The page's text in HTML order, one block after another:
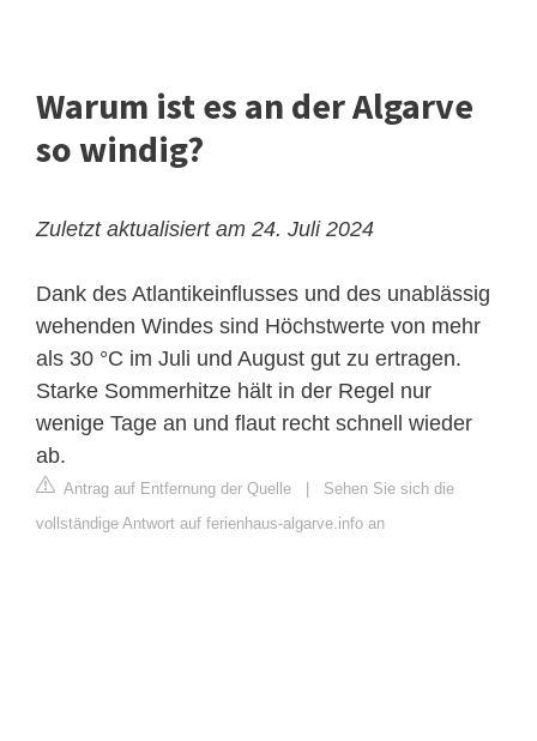
Warum ist es an der Algarve
so windig?
Zuletzt aktualisiert am 24. Juli 2024
Dank des Atlantikeinflusses und des unablässig
wehenden Windes sind Höchstwerte von mehr
als 30 °C im Juli und August gut zu ertragen.
Starke Sommerhitze hält in der Regel nur
wenige Tage an und flaut recht schnell wieder
ab.
Antrag auf Entfernung der Quelle
Sehen Sie sich die
vollständige Antwort auf ferienhaus-algarve.info an